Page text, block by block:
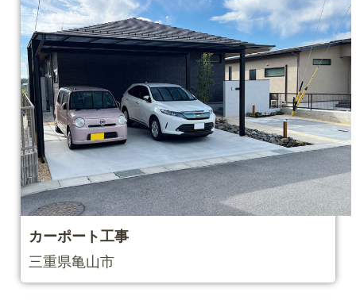
カーポート⼯事
三重県⻲⼭市